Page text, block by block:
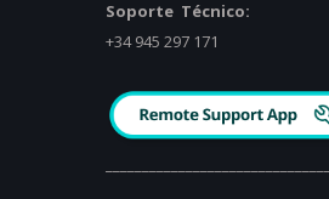
Soporte Técnico:
+34 945 297 171